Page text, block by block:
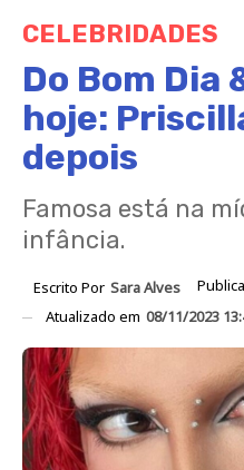
CELEBRIDADES
Do Bom Dia
hoje:
depois
Famosa está na
infância.
Escrito Por Sara Alves
Atualizado em 08/11/2023